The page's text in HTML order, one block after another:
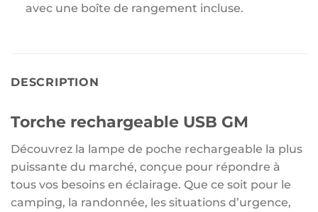
avec une boîte de rangement incluse.
DESCRIPTION
Torche rechargeable USB GM
Découvrez la lampe de poche rechargeable la plus
puissante du marché, conçue pour répondre à
tous vos besoins en éclairage. Que ce soit pour le
camping, la randonnée, les situations d’urgence,